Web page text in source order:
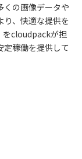
くの画像データや
り、快適な提供を
をcloudpackが担
定稼働を提供して